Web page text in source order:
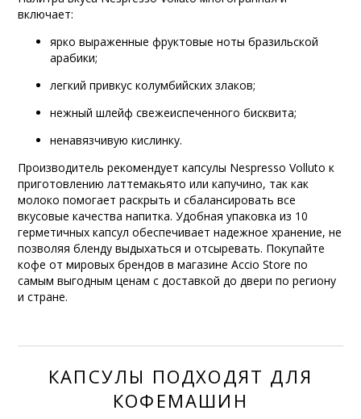
включает:
ярко выраженные фруктовые ноты бразильской
арабики;
легкий привкус колумбийских злаков;
нежный шлейф свежеиспеченного бисквита;
ненавязчивую кислинку.
Производитель рекомендует капсулы Nespresso Volluto к
приготовлению латтемакьято или капучино, так как
молоко помогает раскрыть и сбалансировать все
вкусовые качества напитка. Удобная упаковка из 10
герметичных капсул обеспечивает надежное хранение, не
позволяя бленду выдыхаться и отсыревать. Покупайте
кофе от мировых брендов в магазине Accio Store по
самым выгодным ценам с доставкой до двери по региону
и стране.
КАПСУЛЫ ПОДХОДЯТ ДЛЯ
КОФЕМАШИН